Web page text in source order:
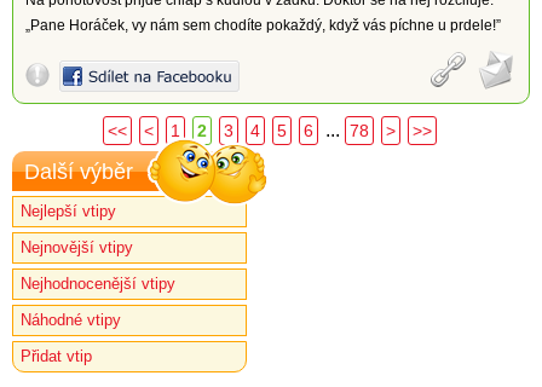
„Pane Horáček, vy nám sem chodíte pokaždý, když vás píchne u prdele!”
<< < 1 2 3 4 5 6 ... 78 > >>
Další výběr
Nejlepší vtipy
Nejnovější vtipy
Nejhodnocenější vtipy
Náhodné vtipy
Přidat vtip